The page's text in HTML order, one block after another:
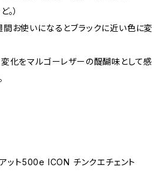
）
お使いになるとブラックに近い色に変
化をマルゴーレザーの醍醐味として感
ト500e ICON チンクエチェント